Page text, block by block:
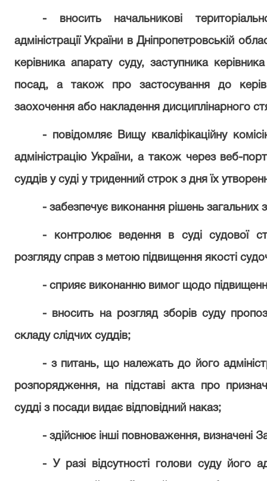
- вносить начальникові
адміністрації України в Дніпропетровській
керівника апарату суду, заступника
посад, а також про застосування до
заохочення або накладення дисциплінарного
- повідомляє Вищу кваліфікаційну
адміністрацію України, а також через веб-
суддів у суді у триденний строк з дня їх
- забезпечує виконання рішень загальних
- контролює ведення в суді судової
розгляду справ з метою підвищення якості
- сприяє виконанню вимог щодо
- вносить на розгляд зборів суду
складу слідчих суддів;
- з питань, що належать до його
розпорядження, на підставі акта про
судді з посади видає відповідний наказ;
- здійснює інші повноваження, визначені
- У разі відсутності голови суду його